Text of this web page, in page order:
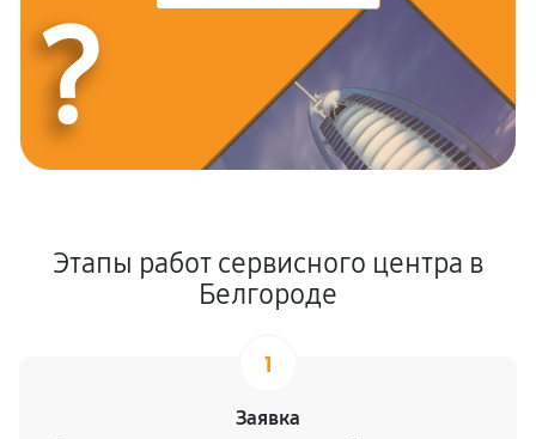
?
Этапы работ сервисного центра в
Белгороде
1
Заявка